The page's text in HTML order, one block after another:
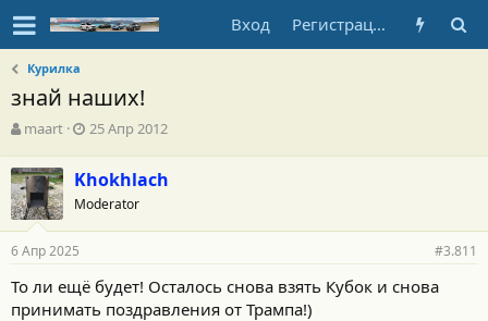
Вход Регистрация
Курилка
знай наших!
А
т
о
р
т
е
м
ы
maart
Д
а
н
а
л
а
25 Апр 2012
Khokhlach
Moderator
6 Апр 2025 #3.811
То ли ещё будет! Осталось снова взять Кубок и снова
принимать поздравления от Трампа!)